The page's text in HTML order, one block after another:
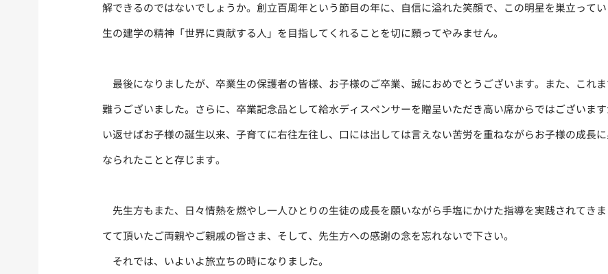
解できるのではないでしょうか。創立百周年という節目の年に、自信に溢れた笑顔で、この明星を巣立って
生の建学の精神「世界に貢献する人」を目指してくれることを切に願ってやみません。
最後になりましたが、卒業生の保護者の皆様、お子様のご卒業、誠におめでとうございます。また、これ
難うございました。さらに、卒業記念品として給水ディスペンサーを贈呈いただき高い席からではございま
い返せばお子様の誕生以来、子育てに右往左往し、口には出しては言えない苦労を重ねながらお子様の成長
なられたことと存じます。
先生方もまた、日々情熱を燃やし一人ひとりの生徒の成長を願いながら手塩にかけた指導を実践されてき
てて頂いたご両親やご親戚の皆さま、そして、先生方への感謝の念を忘れないで下さい。
それでは、いよいよ旅立ちの時になりました。